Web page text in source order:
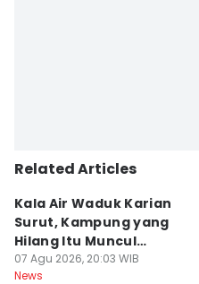
Related Articles
Kala Air Waduk Karian
Surut, Kampung yang
Hilang Itu Muncul
Kembali
07 Agu 2026, 20:03 WIB
News